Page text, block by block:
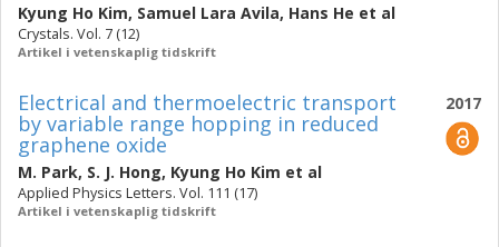
Kyung Ho Kim, Samuel Lara Avila, Hans He et al
Crystals. Vol. 7 (12)
Artikel i vetenskaplig tidskrift
2017
Electrical and thermoelectric transport
by variable range hopping in reduced
graphene oxide
M. Park, S. J. Hong, Kyung Ho Kim et al
Applied Physics Letters. Vol. 111 (17)
Artikel i vetenskaplig tidskrift